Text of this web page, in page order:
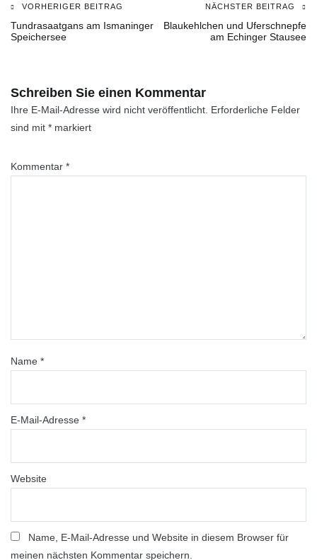
Beitragsnavigation
VORHERIGER BEITRAG
Tundrasaatgans am Ismaninger
Speichersee
NÄCHSTER BEITRAG
Blaukehlchen und Uferschnepfe
am Echinger Stausee
Schreiben Sie einen Kommentar
Ihre E-Mail-Adresse wird nicht veröffentlicht. Erforderliche Felder
sind mit * markiert
Kommentar *
Name *
E-Mail-Adresse *
Website
Name, E-Mail-Adresse und Website in diesem Browser für
meinen nächsten Kommentar speichern.